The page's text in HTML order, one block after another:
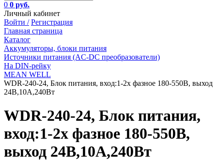
0 0 руб.
Личный кабинет
Войти / Регистрация
Главная страница
Каталог
Аккумуляторы, блоки питания
Источники питания (AC-DC преобразователи)
На DIN-рейку
MEAN WELL
WDR-240-24, Блок питания, вход:1-2х фазное 180-550В, выход
24В,10А,240Вт
WDR-240-24, Блок питания,
вход:1-2х фазное 180-550В,
выход 24В,10А,240Вт